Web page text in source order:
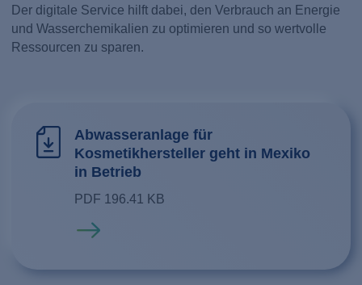
Der digitale Service hilft dabei, den Verbrauch an Energie
und Wasserchemikalien zu optimieren und so wertvolle
Ressourcen zu sparen.
Abwasseranlage für
Kosmetikhersteller geht in Mexiko
in Betrieb
PDF 196.41 KB
Mehr erfahren